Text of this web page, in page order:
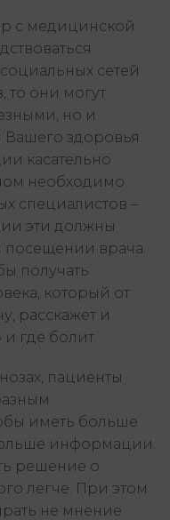
с медицинской
сетей
то они могут
но и
здоровья.
касательно
необходимо
специалистов –
эти должны
врача.
получать
который от
расскажет и
и где болит.
пациенты
иметь больше
информации.
решение о
легче. При этом
не мнение